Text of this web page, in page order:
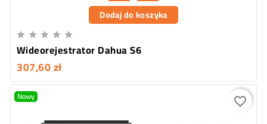
Dodaj do koszyka
    
Wideorejestrator Dahua S6
307,60 zł
Nowy favorite_border